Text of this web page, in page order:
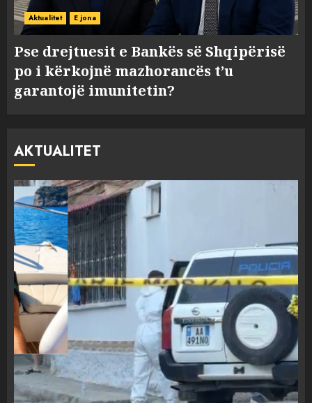
Aktualitet E jona
Pse drejtuesit e Bankës së Shqipërisë
po i kërkojnë mazhorancës t’u
garantojë imunitetin?
AKTUALITET